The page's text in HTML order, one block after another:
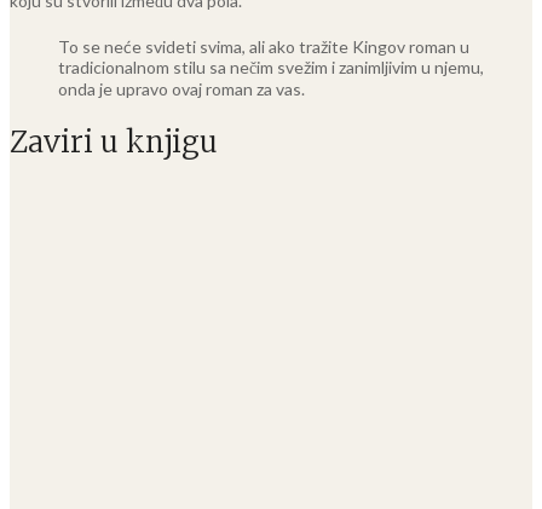
To se neće svideti svima, ali ako tražite Kingov roman u
tradicionalnom stilu sa nečim svežim i zanimljivim u njemu,
onda je upravo ovaj roman za vas.
Zaviri u knjigu